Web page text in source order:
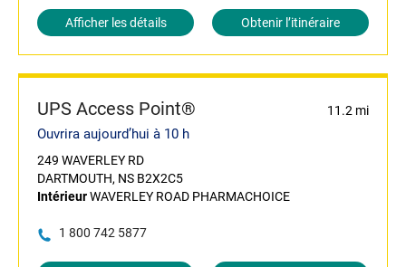
Afficher les détails Obtenir l’itinéraire
UPS Access Point® 11.2 mi
Ouvrira aujourd’hui à 10 h
249 WAVERLEY RD
DARTMOUTH, NS B2X2C5
IntérieurWAVERLEY ROAD PHARMACHOICE
1 800 742 5877